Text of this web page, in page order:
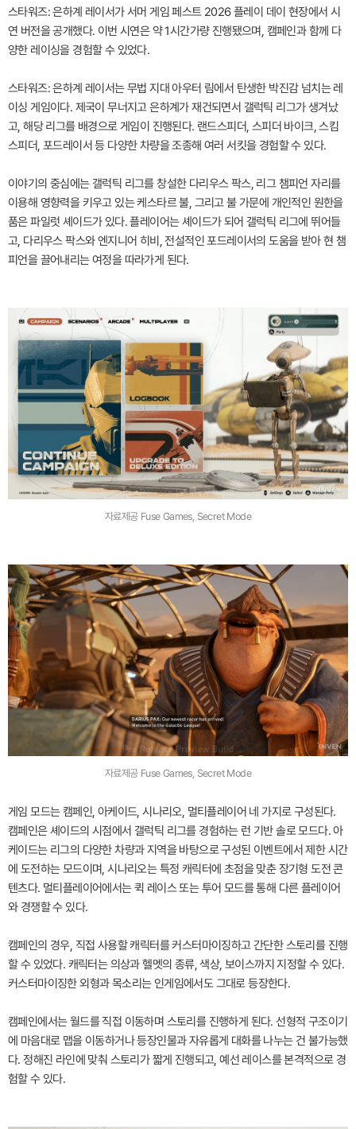
스타워즈: 은하계 레이서가 서머 게임 페스트 2026 플레이 데이 현장에서 시
연 버전을 공개했다. 이번 시연은 약 1시간가량 진행됐으며, 캠페인과 함께 다
양한 레이싱을 경험할 수 있었다.
스타워즈: 은하계 레이서는 무법 지대 아우터 림에서 탄생한 박진감 넘치는 레
이싱 게임이다. 제국이 무너지고 은하계가 재건되면서 갤럭틱 리그가 생겨났
고, 해당 리그를 배경으로 게임이 진행된다. 랜드스피더, 스피더 바이크, 스킴
스피더, 포드레이서 등 다양한 차량을 조종해 여러 서킷을 경험할 수 있다.
이야기의 중심에는 갤럭틱 리그를 창설한 다리우스 팍스, 리그 챔피언 자리를
이용해 영향력을 키우고 있는 케스타르 불, 그리고 불 가문에 개인적인 원한을
품은 파일럿 셰이드가 있다. 플레이어는 셰이드가 되어 갤럭틱 리그에 뛰어들
고, 다리우스 팍스와 엔지니어 히비, 전설적인 포드레이서의 도움을 받아 현 챔
피언을 끌어내리는 여정을 따라가게 된다.
자료제공 Fuse Games, Secret Mode
자료제공 Fuse Games, Secret Mode
게임 모드는 캠페인, 아케이드, 시나리오, 멀티플레이어 네 가지로 구성된다.
캠페인은 셰이드의 시점에서 갤럭틱 리그를 경험하는 런 기반 솔로 모드다. 아
케이드는 리그의 다양한 차량과 지역을 바탕으로 구성된 이벤트에서 제한 시간
에 도전하는 모드이며, 시나리오는 특정 캐릭터에 초점을 맞춘 장기형 도전 콘
텐츠다. 멀티플레이어에서는 퀵 레이스 또는 투어 모드를 통해 다른 플레이어
와 경쟁할 수 있다.
캠페인의 경우, 직접 사용할 캐릭터를 커스터마이징하고 간단한 스토리를 진행
할 수 있었다. 캐릭터는 의상과 헬멧의 종류, 색상, 보이스까지 지정할 수 있다.
커스터마이징한 외형과 목소리는 인게임에서도 그대로 등장한다.
캠페인에서는 월드를 직접 이동하며 스토리를 진행하게 된다. 선형적 구조이기
에 마음대로 맵을 이동하거나 등장인물과 자유롭게 대화를 나누는 건 불가능했
다. 정해진 라인에 맞춰 스토리가 짧게 진행되고, 예선 레이스를 본격적으로 경
험할 수 있다.